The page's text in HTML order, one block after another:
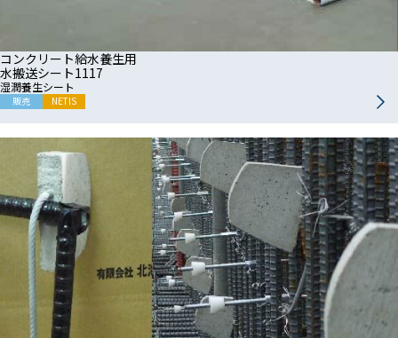
コンクリート給水養生用
水搬送シート1117
湿潤養生シート
販売 NETIS